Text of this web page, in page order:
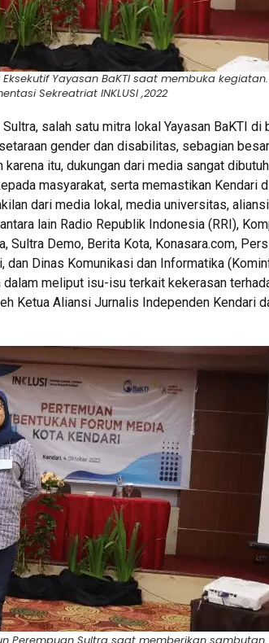
Yayasan BaKTI saat membuka kegiatan.
Sekreatriat INKLUSI ,2022
salah satu mitra lokal Yayasan BaKTI di
gender dan disabilitas, sebagian
itu, dukungan dari media sangat
masyarakat, serta memastikan Kendari
dari media lokal, media universitas,
lain Radio Republik Indonesia (RRI),
Sultra Demo, Berita Kota, Konasara.com,
Dinas Komunikasi dan Informatika
meliput isu-isu terkait kekerasan
Ketua Aliansi Jurnalis Independen Kendari
Perempuan Sultra saat memberikan sambutan.